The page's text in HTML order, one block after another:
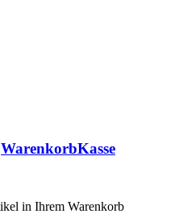
WarenkorbKasse
in Ihrem Warenkorb